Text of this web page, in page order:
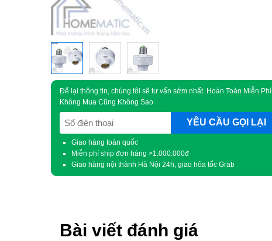
Để lại thông tin, chúng tôi sẽ tư vấn sớm nhất. Hoàn Toàn Miễn Phí,
Không Mua Cũng Không Sao
SĐT
(Required)
Giao hàng toàn quốc
Miễn phí ship đơn hàng >1.000.000đ
Giao hàng nội thành Hà Nội 24h, giao hỏa tốc Grab
Bài viết đánh giá